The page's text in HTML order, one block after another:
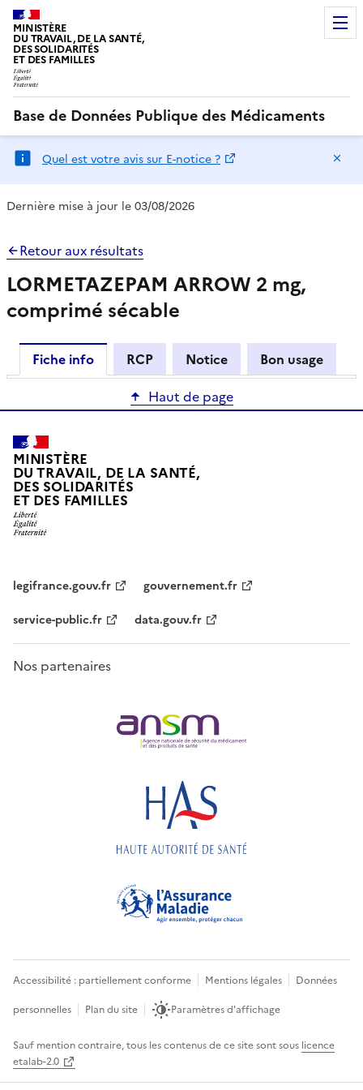
MINISTÈRE
DU TRAVAIL, DE LA SANTÉ,
DES SOLIDARITÉS
ET DES FAMILLES
Base de Données Publique des Médicaments
Quel est votre avis sur E-notice ?
Dernière mise à jour le 03/08/2026
Retour aux résultats
LORMETAZEPAM ARROW 2 mg,
comprimé sécable
Fiche info RCP Notice
Bon usage
Haut de page
MINISTÈRE
DU TRAVAIL, DE LA SANTÉ,
DES SOLIDARITÉS
ET DES FAMILLES
legifrance.gouv.fr
gouvernement.fr
service-public.fr
data.gouv.fr
Nos partenaires
Accessibilité : partiellement conforme Mentions légales
Données
personnelles
Plan du site Paramètres d'affichage
Sauf mention contraire, tous les contenus de ce site sont sous licence
etalab-2.0